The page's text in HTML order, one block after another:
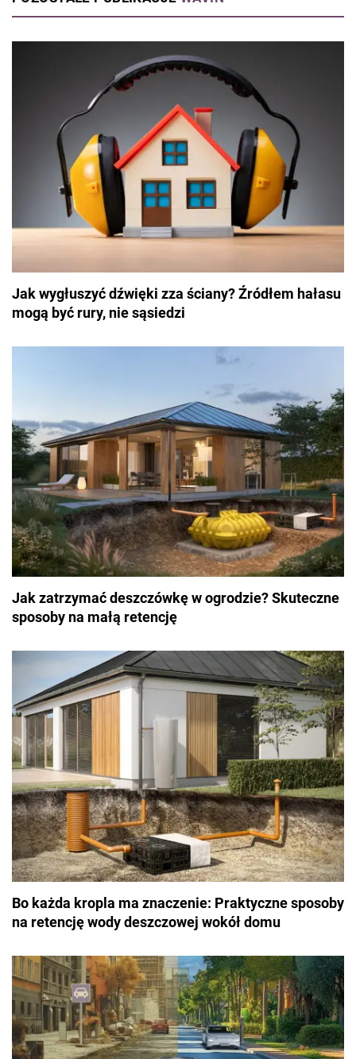
spędza czas z rodziną podczas weekendowych wycieczek.
Jak wygłuszyć dźwięki zza ściany? Źródłem hałasu
mogą być rury, nie sąsiedzi
Jak zatrzymać deszczówkę w ogrodzie? Skuteczne
sposoby na małą retencję
Bo każda kropla ma znaczenie: Praktyczne sposoby
na retencję wody deszczowej wokół domu